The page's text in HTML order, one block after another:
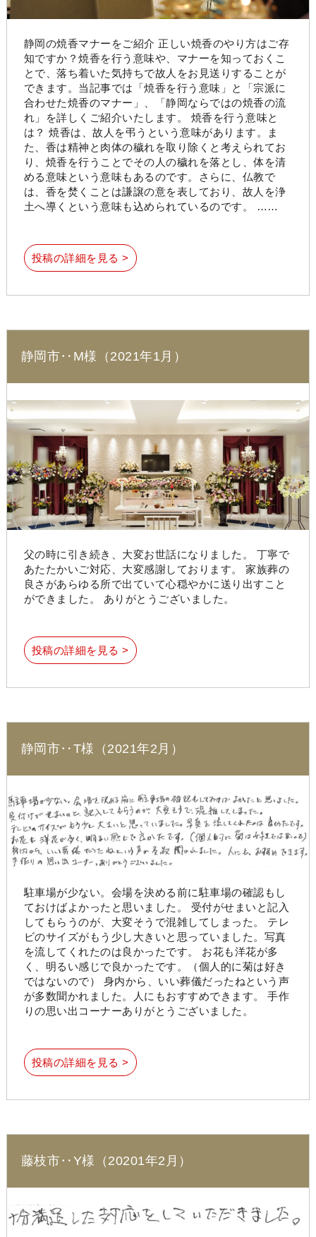
静岡の焼香マナーをご紹介 正しい焼香のやり方はご存
知ですか？焼香を行う意味や、マナーを知っておくこ
とで、落ち着いた気持ちで故人をお見送りすることが
できます。当記事では「焼香を行う意味」と「宗派に
合わせた焼香のマナー」、「静岡ならではの焼香の流
れ」を詳しくご紹介いたします。 焼香を行う意味と
は？ 焼香は、故人を弔うという意味があります。ま
た、香は精神と肉体の穢れを取り除くと考えられてお
り、焼香を行うことでその人の穢れを落とし、体を清
める意味という意味もあるのです。さらに、仏教で
は、香を焚くことは謙譲の意を表しており、故人を浄
土へ導くという意味も込められているのです。 ……
投稿の詳細を見る >
静岡市‥M様（2021年1月）
父の時に引き続き、大変お世話になりました。 丁寧で
あたたかいご対応、大変感謝しております。 家族葬の
良さがあらゆる所で出ていて心穏やかに送り出すこと
ができました。 ありがとうございました。
投稿の詳細を見る >
静岡市‥T様（2021年2月）
駐車場が少ない。会場を決める前に駐車場の確認もし
ておけばよかったと思いました。 受付がせまいと記入
してもらうのが、大変そうで混雑してしまった。 テレ
ビのサイズがもう少し大きいと思っていました。写真
を流してくれたのは良かったです。 お花も洋花が多
く、明るい感じで良かったです。（個人的に菊は好き
ではないので） 身内から、いい葬儀だったねという声
が多数聞かれました。人にもおすすめできます。 手作
りの思い出コーナーありがとうございました。
投稿の詳細を見る >
藤枝市‥Y様（20201年2月）